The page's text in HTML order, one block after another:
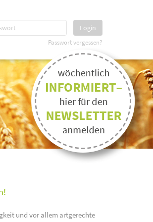
Login
Passwort vergessen?
und vor allem artgerechte